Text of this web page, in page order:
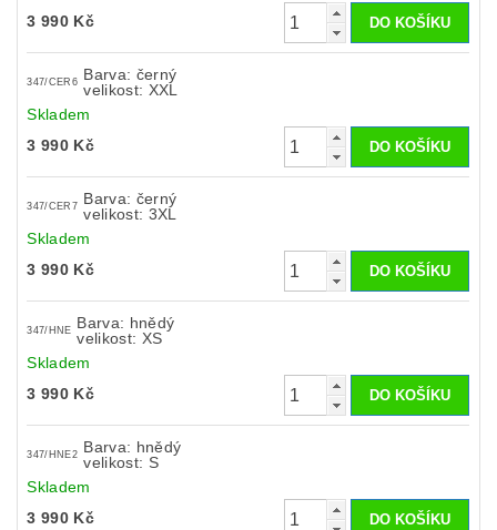
3 990 Kč
347/CER6
Barva: černý
velikost: XXL
Skladem
3 990 Kč
347/CER7
Barva: černý
velikost: 3XL
Skladem
3 990 Kč
347/HNE Barva: hnědý
velikost: XS
Skladem
3 990 Kč
347/HNE2
Barva: hnědý
velikost: S
Skladem
3 990 Kč